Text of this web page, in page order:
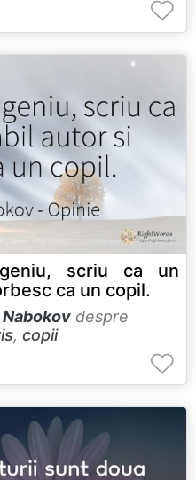
scriu ca un
ca un copil.
despre
, copii